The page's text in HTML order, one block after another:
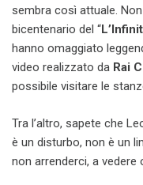
sembra così attuale.
bicentenario del “
hanno omaggiato
video realizzato da Rai
possibile visitare le
Tra l’altro, sapete che
è un disturbo, non è un
non arrenderci, a vedere